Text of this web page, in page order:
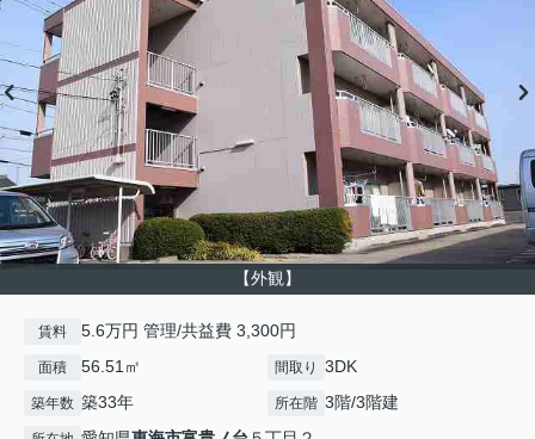
【外観】
賃料 5.6万円 管理/共益費 3,300円
面積 56.51㎡ 間取り 3DK
築年数 築33年 所在階 3階/3階建